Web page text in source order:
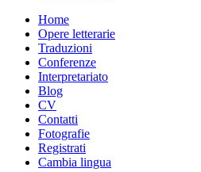
Home
Opere letterarie
Traduzioni
Conferenze
Interpretariato
Blog
CV
Contatti
Fotografie
Registrati
Cambia lingua